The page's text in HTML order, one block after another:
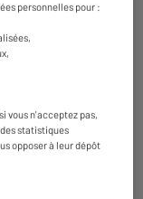
CCV50E
naturelle, 2000
personnelles pour :
vous n'acceptez pas,
statistiques
opposer à leur dépôt